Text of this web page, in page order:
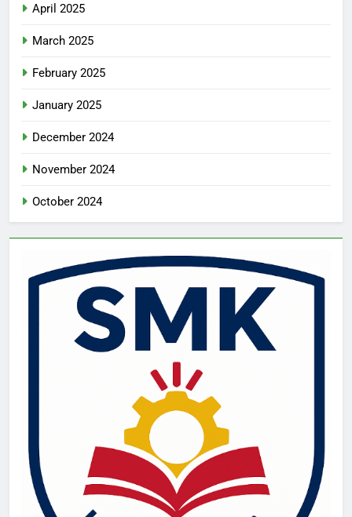
April 2025
March 2025
February 2025
January 2025
December 2024
November 2024
October 2024